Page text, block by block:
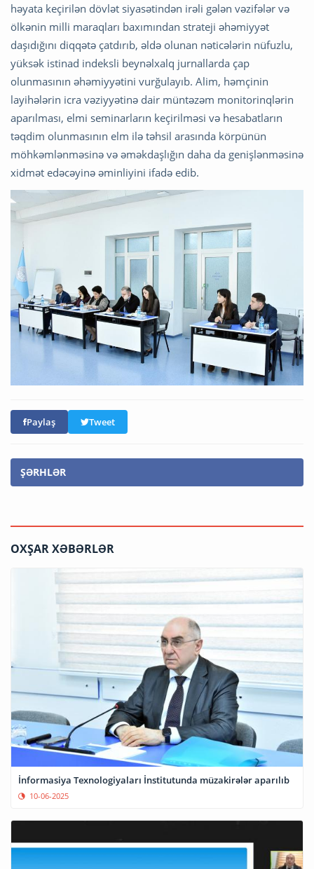
həyata keçirilən dövlət siyasətindən irəli gələn vəzifələr və
ölkənin milli maraqları baxımından strateji əhəmiyyət
daşıdığını diqqətə çatdırıb, əldə olunan nəticələrin nüfuzlu,
yüksək istinad indeksli beynəlxalq jurnallarda çap
olunmasının əhəmiyyətini vurğulayıb. Alim, həmçinin
layihələrin icra vəziyyətinə dair müntəzəm monitorinqlərin
aparılması, elmi seminarların keçirilməsi və hesabatların
təqdim olunmasının elm ilə təhsil arasında körpünün
möhkəmlənməsinə və əməkdaşlığın daha da genişlənməsinə
xidmət edəcəyinə əminliyini ifadə edib.
Paylaş Tweet
ŞƏRHLƏR
OXŞAR XƏBƏRLƏR
İnformasiya Texnologiyaları İnstitutunda müzakirələr aparılıb
10-06-2025